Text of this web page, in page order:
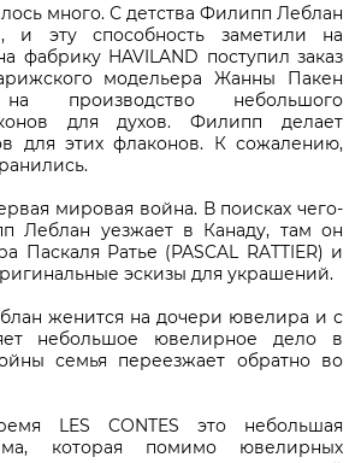
много. С детства Филипп Леблан
и эту способность заметили на
фабрику HAVILAND поступил заказ
модельера Жанны Пакен
на производство небольшого
для духов. Филипп делает
для этих флаконов. К сожалению,
мировая война. В поисках чего-
Леблан уезжает в Канаду, там он
Паскаля Ратье (PASCAL RATTIER) и
эскизы для украшений.
женится на дочери ювелира и с
небольшое ювелирное дело в
семья переезжает обратно во
LES CONTES это небольшая
которая помимо ювелирных